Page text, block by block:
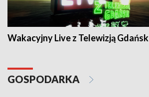
Wakacyjny Live z Telewizją Gdańsk
GOSPODARKA